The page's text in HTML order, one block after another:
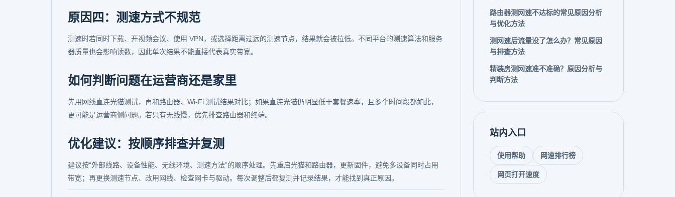
原因四：测速方式不规范
测速时若同时下载、开视频会议、使用 VPN，或选择距离过远的测速节点，结果就会被拉低。不同平台的测速算法和服务
器质量也会影响读数，因此单次结果不能直接代表真实带宽。
如何判断问题在运营商还是家里
先用网线直连光猫测试，再和路由器、Wi-Fi 测试结果对比；如果直连光猫仍明显低于套餐速率，且多个时间段都如此，
更可能是运营商侧问题。若只有无线慢，优先排查路由器和终端。
优化建议：按顺序排查并复测
建议按“外部线路、设备性能、无线环境、测速方法”的顺序处理。先重启光猫和路由器，更新固件，避免多设备同时占用
带宽；再更换测速节点、改用网线、检查网卡与驱动。每次调整后都复测并记录结果，才能找到真正原因。
路由器测网速不达标的常见原因分析
与优化方法
测网速后流量没了怎么办？常见原因
与排查方法
精装房测网速准不准确？原因分析与
判断方法
站内入口
使用帮助 网速排行榜
网页打开速度